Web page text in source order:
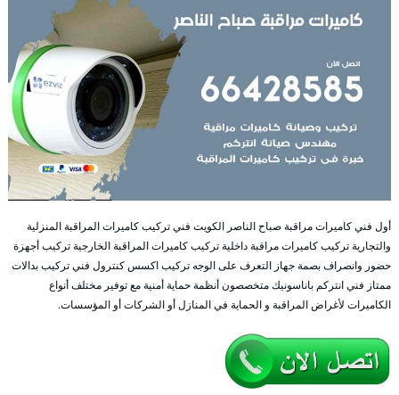
أول فني كاميرات مراقبة صباح الناصر الكويت فني تركيب كاميرات المراقبة المنزلية
والتجارية تركيب كاميرات مراقبة داخلية تركيب كاميرات المراقبة الخارجية تركيب أجهزة
حضور وانصراف بصمة جهاز التعرف على الوجه تركيب اكسس كنترول فني تركيب بدالات
ممتاز فني انتركم باناسونيك متخصصون أنظمة حماية أمنية مع توفير مختلف أنواع
الكاميرات لأغراض المراقبة و الحماية في المنازل أو الشركات أو المؤسسات.